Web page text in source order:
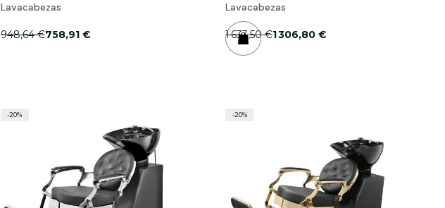
Lavacabezas
948,64 €758,91 €
Lavacabezas
1 633,50 €1 306,80 €
-20% -20%